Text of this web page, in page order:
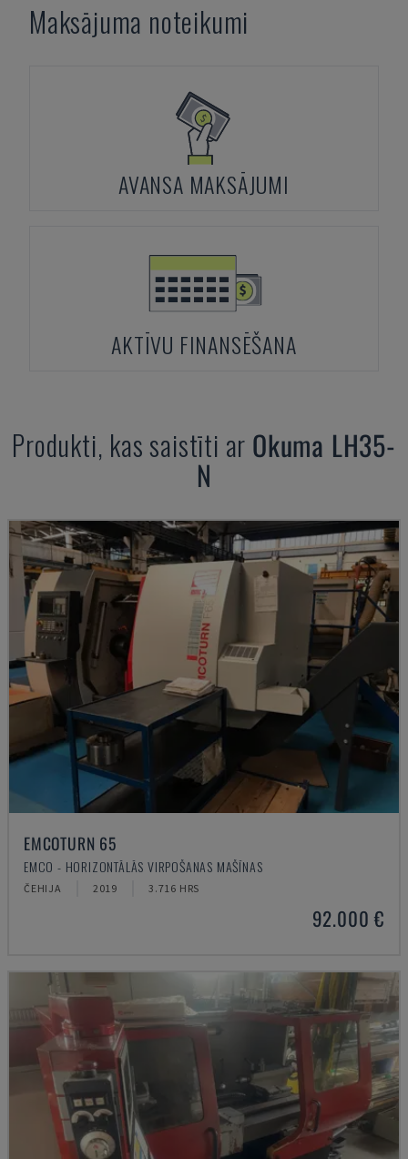
Maksājuma noteikumi
AVANSA MAKSĀJUMI
AKTĪVU FINANSĒŠANA
Produkti, kas saistīti ar Okuma LH35-
N
EMCOTURN 65
EMCO - HORIZONTĀLĀS VIRPOŠANAS MAŠĪNAS
ČEHIJA 2019 3.716 HRS
92.000 €